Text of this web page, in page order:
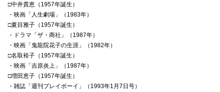
□中井貴恵（1957年誕生）
・映画「人生劇場」（1983年）
□夏目雅子（1957年誕生）
・ドラマ「ザ・商社」（1987年）
・映画「鬼龍院花子の生涯」（1982年）
□名取裕子（1957年誕生）
・映画「吉原炎上」（1987年）
□増田恵子（1957年誕生）
・雑誌「週刊プレイボーイ」（1993年1月7日号）